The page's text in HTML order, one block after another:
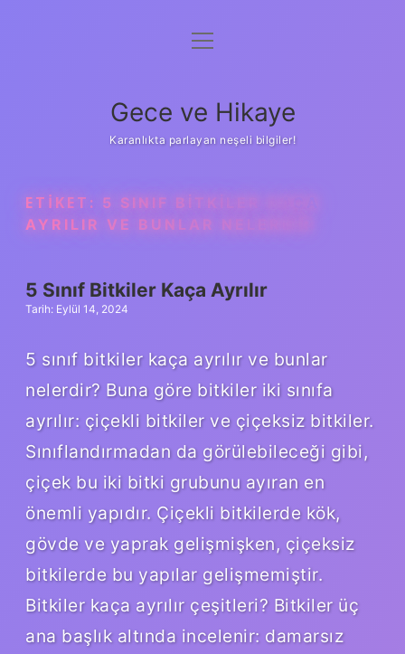
Anasayfa
Yasal Uyarı
menüyü
Gece ve Hikaye
Karanlıkta parlayan neşeli bilgiler!
ETIKET: 5 SINIF BITKILER KAÇA
AYRILIR VE BUNLAR NELERDIR
5 Sınıf Bitkiler Kaça Ayrılır
Tarih: Eylül 14, 2024
5 sınıf bitkiler kaça ayrılır ve bunlar
nelerdir? Buna göre bitkiler iki sınıfa
ayrılır: çiçekli bitkiler ve çiçeksiz bitkiler.
Sınıflandırmadan da görülebileceği gibi,
çiçek bu iki bitki grubunu ayıran en
önemli yapıdır. Çiçekli bitkilerde kök,
gövde ve yaprak gelişmişken, çiçeksiz
bitkilerde bu yapılar gelişmemiştir.
Bitkiler kaça ayrılır çeşitleri? Bitkiler üç
ana başlık altında incelenir: damarsız